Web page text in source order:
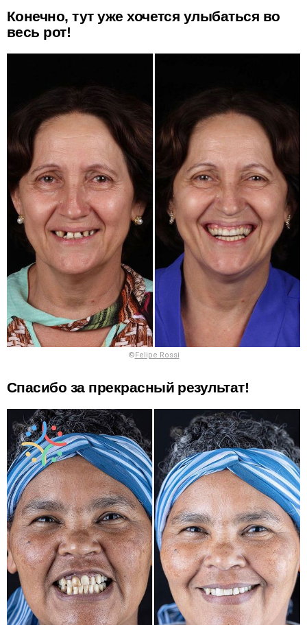
Конечно, тут уже хочется улыбаться во
весь рот!
© Felipe Rossi
Спасибо за прекрасный результат!